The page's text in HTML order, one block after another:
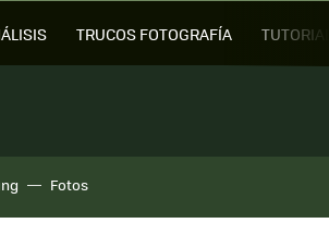
TRUCOS FOTOGRAFÍA
Fotos